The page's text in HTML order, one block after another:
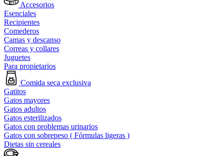
Accesorios
Esenciales
Recipientes
Comederos
Camas y descanso
Correas y collares
Juguetes
Para propietarios
Comida seca exclusiva
Gatitos
Gatos mayores
Gatos adultos
Gatos esterilizados
Gatos con problemas urinarios
Gatos con sobrepeso ( Fórmulas ligeras )
Dietas sin cereales